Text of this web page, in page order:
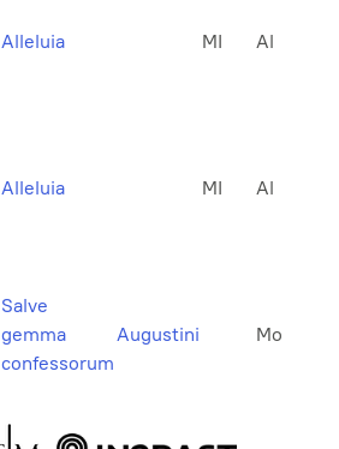
Alleluia MI Al
Alleluia MI Al
Salve
gemma
confessorum
Augustini Mo